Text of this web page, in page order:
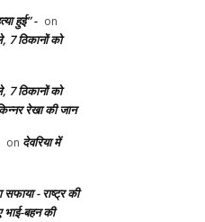
हुई” - on
ठिकानों को
ठिकानों को
रेखा की जान
on देवरिया में
- राष्ट्र की
बहन की